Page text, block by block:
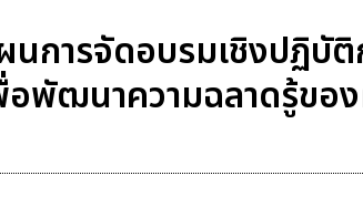
นการจัดอบรมเชิงปฏิบั
อพัฒนาความฉลาดรู้ขอ